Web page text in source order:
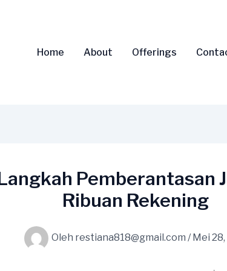
Home About Offerings
Pemberantasan
Ribuan Rekening
Oleh restiana818@gmail.com /Mei